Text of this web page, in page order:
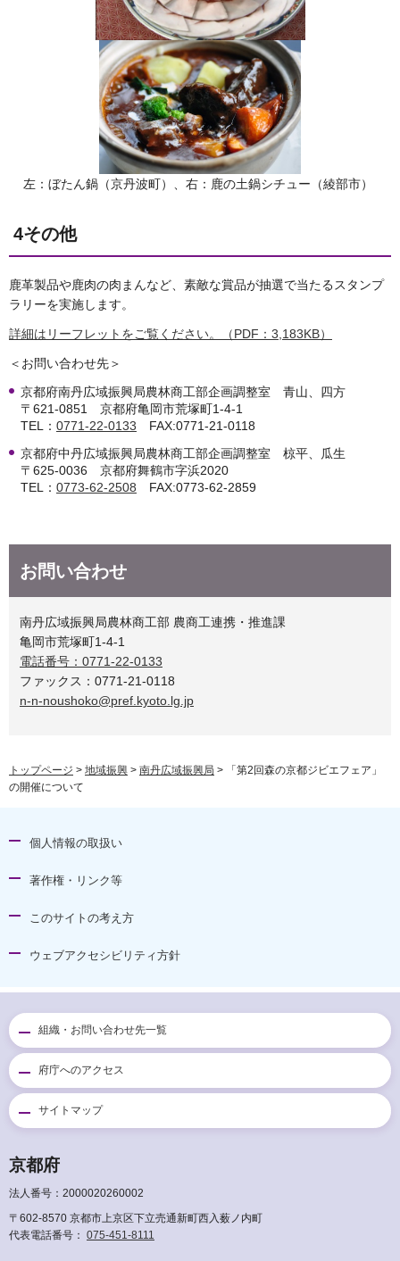
左：ぼたん鍋（京丹波町）、右：鹿の土鍋シチュー（綾部市）
4その他
鹿革製品や鹿肉の肉まんなど、素敵な賞品が抽選で当たるスタンプ
ラリーを実施します。
詳細はリーフレットをご覧ください。（PDF：3,183KB）
＜お問い合わせ先＞
京都府南丹広域振興局農林商工部企画調整室 青山、四方
〒621-0851 京都府亀岡市荒塚町1-4-1
TEL： 0771-22-0133 FAX:0771-21-0118
京都府中丹広域振興局農林商工部企画調整室 椋平、瓜生
〒625-0036 京都府舞鶴市字浜2020
TEL： 0773-62-2508 FAX:0773-62-2859
お問い合わせ
南丹広域振興局農林商工部 農商工連携・推進課
亀岡市荒塚町1-4-1
電話番号：0771-22-0133
ファックス：0771-21-0118
n-n-noushoko@pref.kyoto.lg.jp
トップページ > 地域振興 > 南丹広域振興局 > 「第2回森の京都ジビエフェア」
の開催について
個人情報の取扱い
著作権・リンク等
このサイトの考え方
ウェブアクセシビリティ方針
組織・お問い合わせ先一覧
府庁へのアクセス
サイトマップ
京都府
法人番号：2000020260002
〒602-8570 京都市上京区下立売通新町西入薮ノ内町
代表電話番号： 075-451-8111